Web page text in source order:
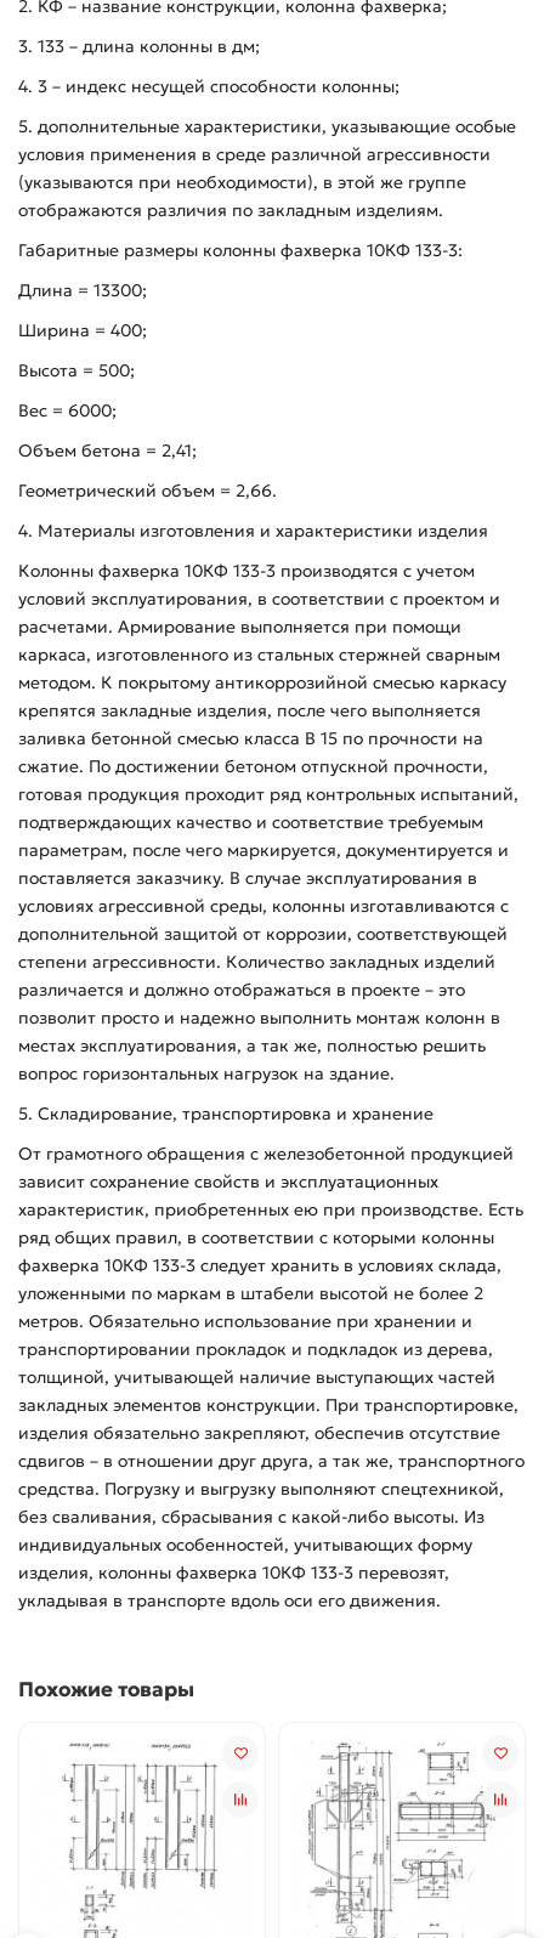
2. КФ – название конструкции, колонна фахверка;
3. 133 – длина колонны в дм;
4. 3 – индекс несущей способности колонны;
5. дополнительные характеристики, указывающие особые
условия применения в среде различной агрессивности
(указываются при необходимости), в этой же группе
отображаются различия по закладным изделиям.
Габаритные размеры колонны фахверка 10КФ 133-3:
Длина = 13300;
Ширина = 400;
Высота = 500;
Вес = 6000;
Объем бетона = 2,41;
Геометрический объем = 2,66.
4. Материалы изготовления и характеристики изделия
Колонны фахверка 10КФ 133-3 производятся с учетом
условий эксплуатирования, в соответствии с проектом и
расчетами. Армирование выполняется при помощи
каркаса, изготовленного из стальных стержней сварным
методом. К покрытому антикоррозийной смесью каркасу
крепятся закладные изделия, после чего выполняется
заливка бетонной смесью класса В 15 по прочности на
сжатие. По достижении бетоном отпускной прочности,
готовая продукция проходит ряд контрольных испытаний,
подтверждающих качество и соответствие требуемым
параметрам, после чего маркируется, документируется и
поставляется заказчику. В случае эксплуатирования в
условиях агрессивной среды, колонны изготавливаются с
дополнительной защитой от коррозии, соответствующей
степени агрессивности. Количество закладных изделий
различается и должно отображаться в проекте – это
позволит просто и надежно выполнить монтаж колонн в
местах эксплуатирования, а так же, полностью решить
вопрос горизонтальных нагрузок на здание.
5. Складирование, транспортировка и хранение
От грамотного обращения с железобетонной продукцией
зависит сохранение свойств и эксплуатационных
характеристик, приобретенных ею при производстве. Есть
ряд общих правил, в соответствии с которыми колонны
фахверка 10КФ 133-3 следует хранить в условиях склада,
уложенными по маркам в штабели высотой не более 2
метров. Обязательно использование при хранении и
транспортировании прокладок и подкладок из дерева,
толщиной, учитывающей наличие выступающих частей
закладных элементов конструкции. При транспортировке,
изделия обязательно закрепляют, обеспечив отсутствие
сдвигов – в отношении друг друга, а так же, транспортного
средства. Погрузку и выгрузку выполняют спецтехникой,
без сваливания, сбрасывания с какой-либо высоты. Из
индивидуальных особенностей, учитывающих форму
изделия, колонны фахверка 10КФ 133-3 перевозят,
укладывая в транспорте вдоль оси его движения.
Похожие товары